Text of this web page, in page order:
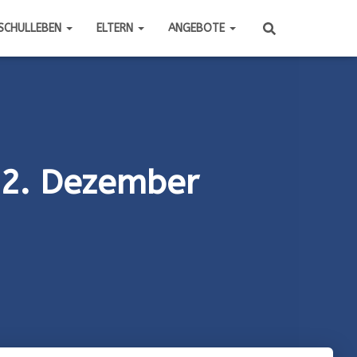
ELTERN ANGEBOTE
Dezember